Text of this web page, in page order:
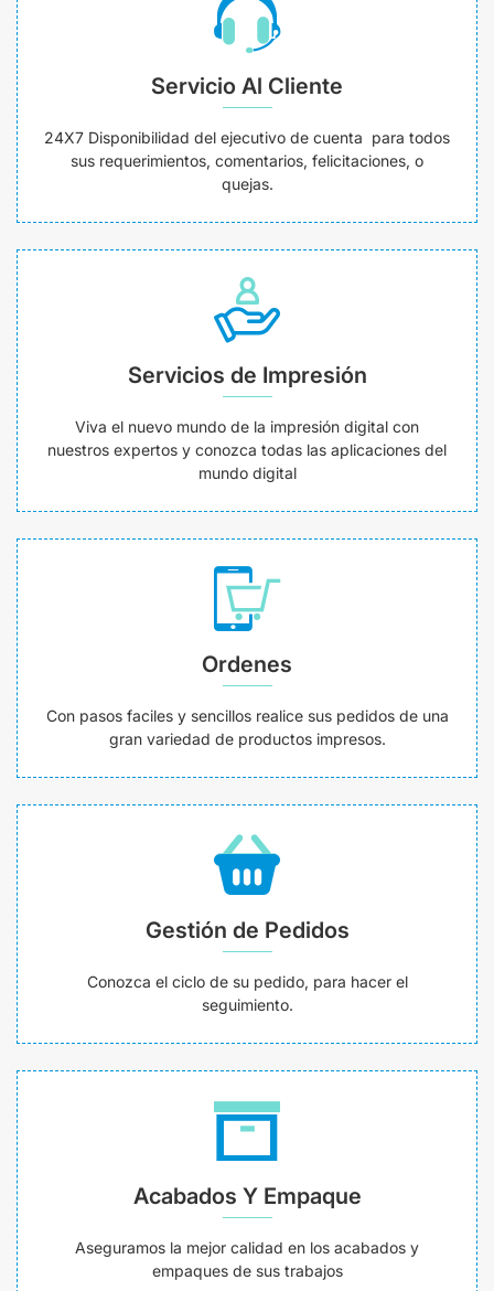
Servicio Al Cliente
24X7 Disponibilidad del ejecutivo de cuenta para todos
sus requerimientos, comentarios, felicitaciones, o
quejas.
Servicios de Impresión
Viva el nuevo mundo de la impresión digital con
nuestros expertos y conozca todas las aplicaciones del
mundo digital
Ordenes
Con pasos faciles y sencillos realice sus pedidos de una
gran variedad de productos impresos.
Gestión de Pedidos
Conozca el ciclo de su pedido, para hacer el
seguimiento.
Acabados Y Empaque
Aseguramos la mejor calidad en los acabados y
empaques de sus trabajos